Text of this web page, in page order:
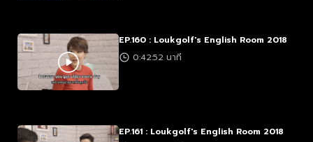
EP.160 : Loukgolf's English Room 2018
0:42:52 นาที
EP.161 : Loukgolf's English Room 2018